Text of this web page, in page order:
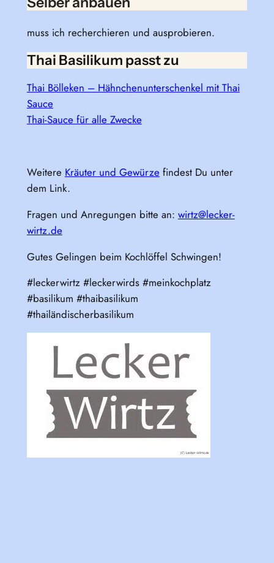
muss ich recherchieren und ausprobieren.
Thai Basilikum passt zu
Thai Bölleken – Hähnchenunterschenkel mit Thai
Sauce
Thai-Sauce für alle Zwecke
Weitere Kräuter und Gewürze findest Du unter
dem Link.
Fragen und Anregungen bitte an: wirtz@lecker-
wirtz.de
Gutes Gelingen beim Kochlöffel Schwingen!
#leckerwirtz #leckerwirds #meinkochplatz
#basilikum #thaibasilikum
#thailändischerbasilikum